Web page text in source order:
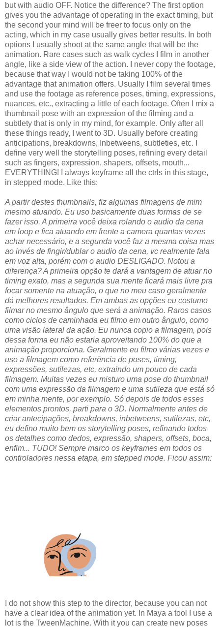
but with audio OFF. Notice the difference? The first option
gives you the advantage of operating in the exact timing, but
the second your mind will be freer to focus only on the
acting, which in my case usually gives better results. In both
options I usually shoot at the same angle that will be the
animation. Rare cases such as walk cycles I film in another
angle, like a side view of the action. I never copy the footage,
because that way I would not be taking 100% of the
advantage that animation offers. Usually I film several times
and use the footage as reference poses, timing, expressions,
nuances, etc., extracting a little of each footage. Often I mix a
thumbnail pose with an expression of the filming and a
subtlety that is only in my mind, for example. Only after all
these things ready, I went to 3D. Usually before creating
anticipations, breakdowns, Inbetweens, subtleties, etc. I
define very well the storytelling poses, refining every detail
such as fingers, expression, shapers, offsets, mouth...
EVERYTHING! I always keyframe all the ctrls in this stage,
in stepped mode. Like this:
A partir destes thumbnails, fiz algumas filmagens de mim
mesmo atuando. Eu uso basicamente duas formas de se
fazer isso. A primeira você deixa rolando o audio da cena
em loop e fica atuando em frente a camera quantas vezes
achar necessário, e a segunda você faz a mesma coisa mas
ao invés de fingir/dublar o audio da cena, vc realmente fala
em voz alta, porém com o audio DESLIGADO. Notou a
diferença? A primeira opção te dará a vantagem de atuar no
timing exato, mas a segunda sua mente ficará mais livre pra
focar somente na atuação, o que no meu caso geralmente
dá melhores resultados. Em ambas as opções eu costumo
filmar no mesmo ângulo que será a animação. Raros casos
como ciclos de caminhada eu filmo em outro ângulo, como
uma visão lateral da ação. Eu nunca copio a filmagem, pois
dessa forma eu não estaria aproveitando 100% do que a
animação proporciona. Geralmente eu filmo várias vezes e
uso a filmagem como referência de poses, timing,
expressões, sutilezas, etc, extraindo um pouco de cada
filmagem. Muitas vezes eu misturo uma pose do thumbnail
com uma expressão da filmagem e uma sutileza que está só
em minha mente, por exemplo. Só depois de todos esses
elementos prontos, parti para o 3D. Normalmente antes de
criar antecipações, breakdowns, inbetweens, sutilezas, etc,
eu defino muito bem os storytelling poses, refinando todos
os detalhes como dedos, expressão, shapers, offsets, boca,
enfim... TUDO! Sempre marco os keyframes em todos os
controladores nessa etapa, em stepped mode. Ficou assim:
I do not show this step to the director, because you can not
have a clear idea of the animation yet. In Maya a tool I use a
lot is the TweenMachine. With it you can create new poses